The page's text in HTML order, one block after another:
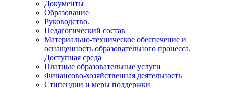
Документы
Образование
Руководство.
Педагогический состав
Материально-техническое обеспечение и
оснащенность образовательного процесса.
Доступная среда
Платные образовательные услуги
Финансово-хозяйственная деятельность
Стипендии и меры поддержки